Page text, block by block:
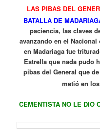
LAS PIBAS DEL
BATALLA DE
paciencia, las claves
avanzando en el
en Madariaga fue
Estrella que nada pudo
pibas del General que
metió en
CEMENTISTA NO LE DIO